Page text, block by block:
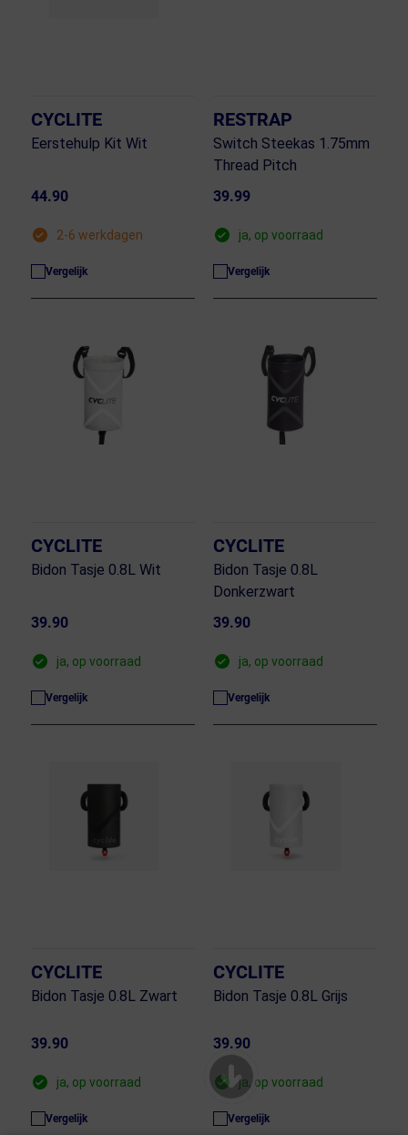
CYCLITE
Eerstehulp Kit Wit
44.90
2-6 werkdagen
Vergelijk
RESTRAP
Switch Steekas 1.75mm
Thread Pitch
39.99
ja, op voorraad
Vergelijk
CYCLITE
Bidon Tasje 0.8L Wit
39.90
ja, op voorraad
Vergelijk
CYCLITE
Bidon Tasje 0.8L
Donkerzwart
39.90
ja, op voorraad
Vergelijk
CYCLITE
Bidon Tasje 0.8L Zwart
39.90
ja, op voorraad
Vergelijk
CYCLITE
Bidon Tasje 0.8L Grijs
39.90
ja, op voorraad
Vergelijk